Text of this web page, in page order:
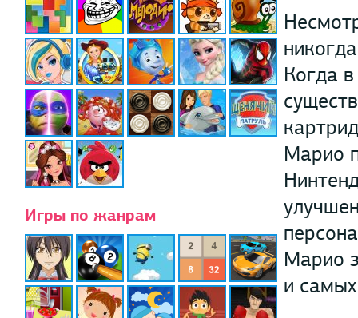
Игры по жанрам
Когда
Марио
Марио
и